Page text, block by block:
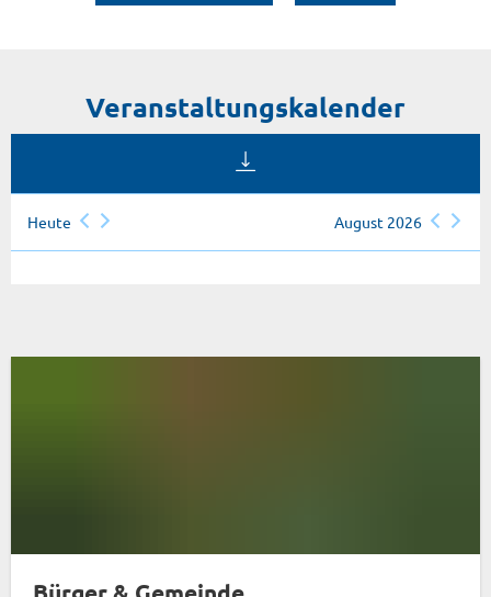
Veranstaltungskalender
Heute August 2026